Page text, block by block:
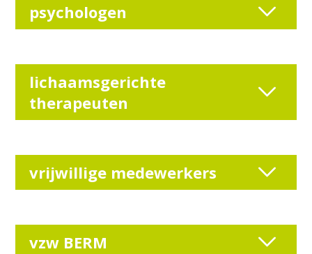
psychologen
lichaamsgerichte
therapeuten
vrijwillige medewerkers
vzw BERM